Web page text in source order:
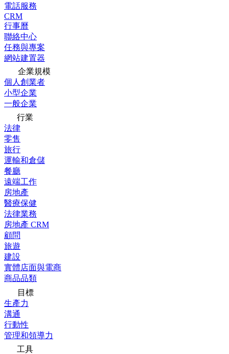
電話服務
CRM
行事曆
聯絡中心
任務與專案
網站建置器
企業規模
個人創業者
小型企業
一般企業
行業
法律
零售
旅行
運輸和倉儲
餐廳
遠端工作
房地產
醫療保健
法律業務
房地產 CRM
顧問
旅遊
建設
實體店面與電商
商品品類
目標
生產力
溝通
行動性
管理和領導力
工具